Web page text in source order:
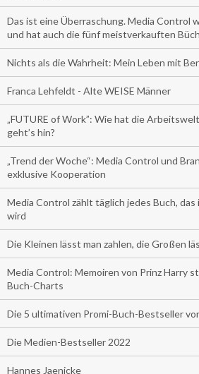
Das ist eine Überraschung. Media Control
und hat auch die fünf meistverkauften
Nichts als die Wahrheit: Mein Leben mit
Franca Lehfeldt - Alte WEISE Männer
„FUTURE of Work”: Wie hat die
geht’s hin?
„Trend der Woche“: Media Control und
exklusive Kooperation
Media Control zählt täglich jedes Buch,
wird
Die Kleinen lässt man zahlen, die Großen
Media Control: Memoiren von Prinz Harry
Buch-Charts
Die 5 ultimativen Promi-Buch-Bestseller
Die Medien-Bestseller 2022
Hannes Jaenicke